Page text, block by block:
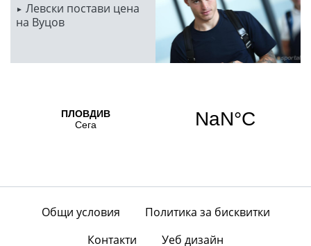
Левски постави цена
на Вуцов
Общи условия
Политика за бисквитки
Контакти
Уеб дизайн